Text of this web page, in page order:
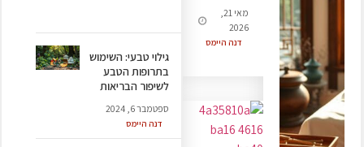
דנה היימס
2026
גילוי טבעי: השימוש
בתרופות הטבע
לשיפור הבריאות
דנה היימס
ספטמבר 6, 2024